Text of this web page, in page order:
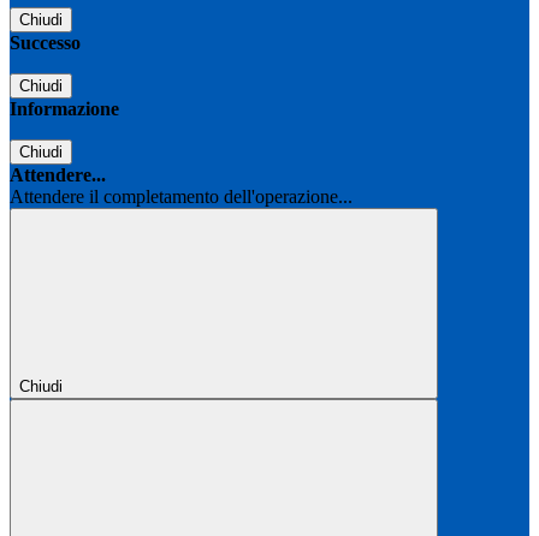
Chiudi
Successo
Chiudi
Informazione
Chiudi
Attendere...
Attendere il completamento dell'operazione...
Chiudi